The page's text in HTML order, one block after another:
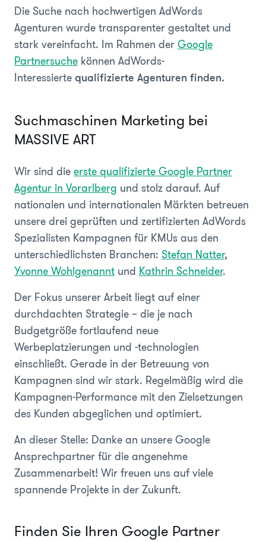
Die Suche nach hochwertigen AdWords
Agenturen wurde transparenter gestaltet und
stark vereinfacht. Im Rahmen derGoogle
Partnersuche können AdWords-
Interessierte qualifizierte Agenturen finden.
Suchmaschinen Marketing bei
MASSIVE ART
Wir sind dieerste qualifizierte Google Partner
Agentur in Vorarlberg und stolz darauf. Auf
nationalen und internationalen Märkten betreuen
unsere drei geprüften und zertifizierten AdWords
Spezialisten Kampagnen für KMUs aus den
unterschiedlichsten Branchen: Stefan Natter,
Yvonne Wohlgenannt und Kathrin Schneider.
Der Fokus unserer Arbeit liegt auf einer
durchdachten Strategie – die je nach
Budgetgröße fortlaufend neue
Werbeplatzierungen und -technologien
einschließt. Gerade in der Betreuung von
Kampagnen sind wir stark. Regelmäßig wird die
Kampagnen-Performance mit den Zielsetzungen
des Kunden abgeglichen und optimiert.
An dieser Stelle: Danke an unsere Google
Ansprechpartner für die angenehme
Zusammenarbeit! Wir freuen uns auf viele
spannende Projekte in der Zukunft.
Finden Sie Ihren Google Partner